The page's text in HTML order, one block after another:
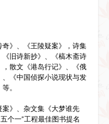
》、《王陵疑案》，诗集
《旧诗新抄》、《槁木斋诗
散文《港岛行记》、《俄
《中国侦探小说现状与发
。
》、杂文集《大梦谁先
个一”工程最佳图书提名